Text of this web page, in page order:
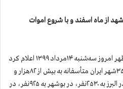
از ماه اسفند و با شروع اموات
سازمان مجاهدین خلق ایران بعدازظهر امروز سه‌شنبه ۱۴مرداد ۱۳۹۹ اعلام کرد
آمار جانگداز جان‌باختگان کرونا در ۳۵۰شهر ایران متأسفانه به بیش از ۸۲هزار و
۶۰۰نفر رسیده است. شمار قربانیان در البرز به ۲۵۳۰نفر، در بوشهر به ۹۲۵نفر، در